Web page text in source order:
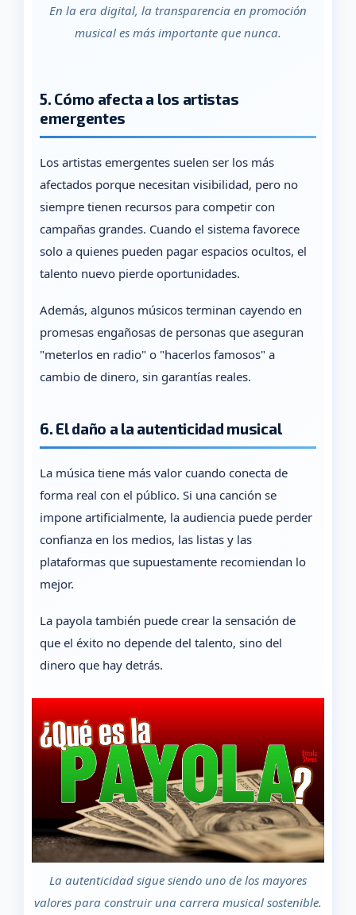
En la era digital, la transparencia en promoción
musical es más importante que nunca.
5. Cómo afecta a los artistas
emergentes
Los artistas emergentes suelen ser los más
afectados porque necesitan visibilidad, pero no
siempre tienen recursos para competir con
campañas grandes. Cuando el sistema favorece
solo a quienes pueden pagar espacios ocultos, el
talento nuevo pierde oportunidades.
Además, algunos músicos terminan cayendo en
promesas engañosas de personas que aseguran
"meterlos en radio" o "hacerlos famosos" a
cambio de dinero, sin garantías reales.
6. El daño a la autenticidad musical
La música tiene más valor cuando conecta de
forma real con el público. Si una canción se
impone artificialmente, la audiencia puede perder
confianza en los medios, las listas y las
plataformas que supuestamente recomiendan lo
mejor.
La payola también puede crear la sensación de
que el éxito no depende del talento, sino del
dinero que hay detrás.
La autenticidad sigue siendo uno de los mayores
valores para construir una carrera musical sostenible.